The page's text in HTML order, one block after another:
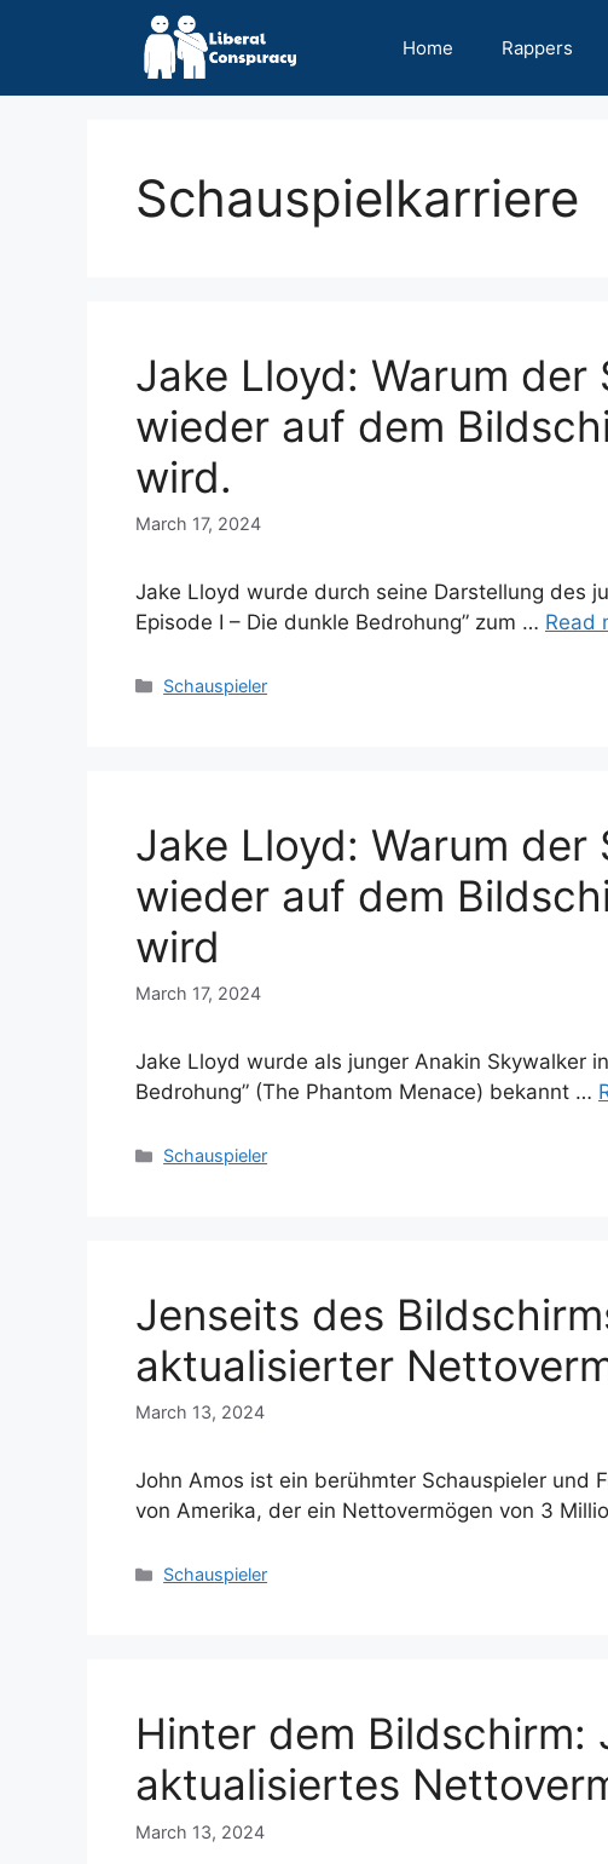
Home Rappers
Schauspielkarriere
Jake Lloyd: Warum der
wieder auf dem
wird.
March 17, 2024
Jake Lloyd wurde durch seine Darstellung des
Episode I – Die dunkle Bedrohung” zum … Read
Categories
Schauspieler
Jake Lloyd: Warum der
wieder auf dem
wird
March 17, 2024
Jake Lloyd wurde als junger Anakin Skywalker
Bedrohung” (The Phantom Menace) bekannt …
Categories
Schauspieler
Jenseits des
aktualisierter
March 13, 2024
John Amos ist ein berühmter Schauspieler und
von Amerika, der ein Nettovermögen von 3
Categories
Schauspieler
Hinter dem Bildschirm:
aktualisiertes
March 13, 2024